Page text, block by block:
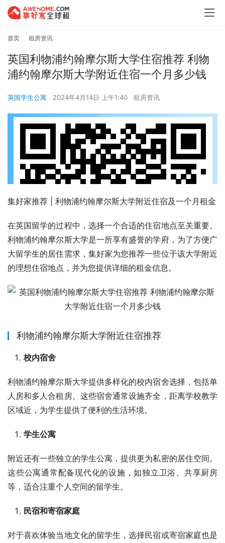
首页 租房资讯
英国利物浦约翰摩尔斯大学住宿推荐 利物
浦约翰摩尔斯大学附近住宿一个月多少钱
英国学生公寓 2024年4月14日 上午1:40 租房资讯
集好家推荐 | 利物浦约翰摩尔斯大学附近住宿及一个月租金
在英国留学的过程中，选择一个合适的住宿地点至关重要。
利物浦约翰摩尔斯大学是一所享有盛誉的学府，为了方便广
大留学生的居住需求，集好家为您推荐一些位于该大学附近
的理想住宿地点，并为您提供详细的租金信息。
利物浦约翰摩尔斯大学附近住宿推荐
校内宿舍
利物浦约翰摩尔斯大学提供多样化的校内宿舍选择，包括单
人房和多人合租房。这些宿舍通常设施齐全，距离学校教学
区域近，为学生提供了便利的生活环境。
学生公寓
附近还有一些独立的学生公寓，提供更为私密的居住空间。
这些公寓通常配备现代化的设施，如独立卫浴、共享厨房
等，适合注重个人空间的留学生。
民宿和寄宿家庭
对于喜欢体验当地文化的留学生，选择民宿或寄宿家庭也是